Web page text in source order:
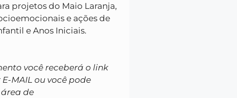
projetos do Maio Laranja,
e ações de
e Anos Iniciais.
você receberá o link
MAIL ou você pode
de